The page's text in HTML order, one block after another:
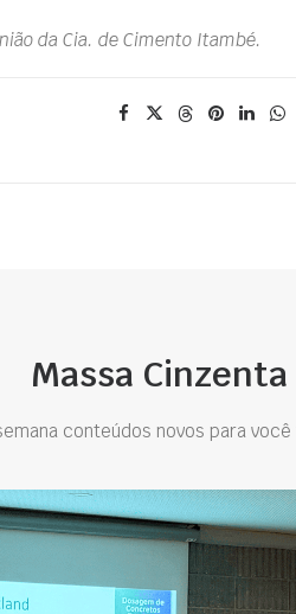
da Cia. de Cimento Itambé.
Massa Cinzenta
conteúdos novos para